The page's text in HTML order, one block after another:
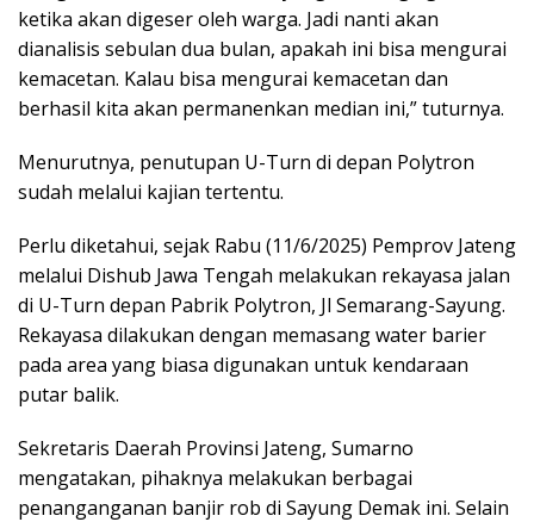
ketika akan digeser oleh warga. Jadi nanti akan
dianalisis sebulan dua bulan, apakah ini bisa mengurai
kemacetan. Kalau bisa mengurai kemacetan dan
berhasil kita akan permanenkan median ini,” tuturnya.
Menurutnya, penutupan U-Turn di depan Polytron
sudah melalui kajian tertentu.
Perlu diketahui, sejak Rabu (11/6/2025) Pemprov Jateng
melalui Dishub Jawa Tengah melakukan rekayasa jalan
di U-Turn depan Pabrik Polytron, Jl Semarang-Sayung.
Rekayasa dilakukan dengan memasang water barier
pada area yang biasa digunakan untuk kendaraan
putar balik.
Sekretaris Daerah Provinsi Jateng, Sumarno
mengatakan, pihaknya melakukan berbagai
penanganganan banjir rob di Sayung Demak ini. Selain